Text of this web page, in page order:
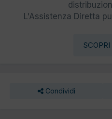
L'Assistenza Diretta
Condividi